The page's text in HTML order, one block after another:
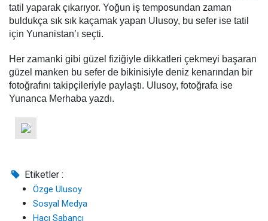
tatil yaparak çıkarıyor. Yoğun iş temposundan zaman
buldukça sık sık kaçamak yapan Ulusoy, bu sefer ise tatil
için Yunanistan’ı seçti.
Her zamanki gibi güzel fiziğiyle dikkatleri çekmeyi başaran
güzel manken bu sefer de bikinisiyle deniz kenarından bir
fotoğrafını takipçileriyle paylaştı. Ulusoy, fotoğrafa ise
Yunanca Merhaba yazdı.
Etiketler :
Özge Ulusoy
Sosyal Medya
Hacı Sabancı